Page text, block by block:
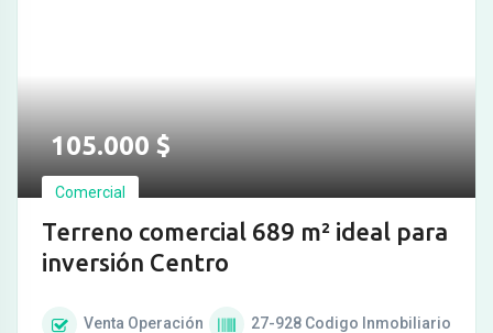
105.000$
Comercial
Terreno comercial 689 m² ideal para
inversión Centro
Venta Operación 27-928 Codigo Inmobiliario